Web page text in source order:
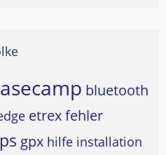
bluetooth
etrexfehler
gpx hilfe installation